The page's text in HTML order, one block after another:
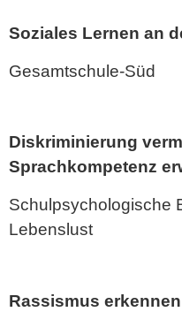
Soziales Lernen an
Gesamtschule-Süd
Diskriminierung
Sprachkompetenz
Schulpsychologische
Lebenslust
Rassismus